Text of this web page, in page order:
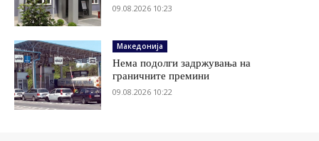
09.08.2026 10:23
Македонија
Нема подолги задржувања на
граничните премини
09.08.2026 10:22